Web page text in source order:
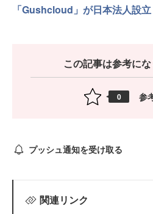
「Gushcloud」が日本法人設
この記事は参考に
0 参
プッシュ通知を受け取る
関連リンク